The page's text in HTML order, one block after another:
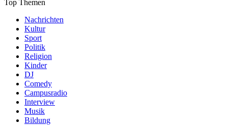
Top Themen
Nachrichten
Kultur
Sport
Politik
Religion
Kinder
DJ
Comedy
Campusradio
Interview
Musik
Bildung